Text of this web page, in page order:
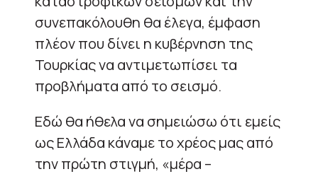
συνεπακόλουθη θα έλεγα, έμφαση
πλέον που δίνει η κυβέρνηση της
Τουρκίας να αντιμετωπίσει τα
προβλήματα από το σεισμό.
Εδώ θα ήθελα να σημειώσω ότι εμείς
ως Ελλάδα κάναμε το χρέος μας από
την πρώτη στιγμή, «μέρα –